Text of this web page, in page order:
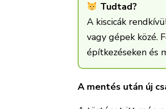
Tudtad?
A kiscicák
vagy gépek közé.
építkezéseken és
A mentés után új